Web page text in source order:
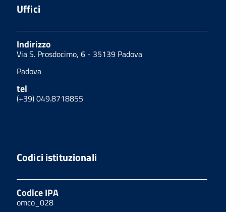
Uffici
Indirizzo
Via S. Prosdocimo, 6 - 35139 Padova
Padova
tel
(+39) 049.8718855
Codici istituzionali
Codice IPA
omco_028